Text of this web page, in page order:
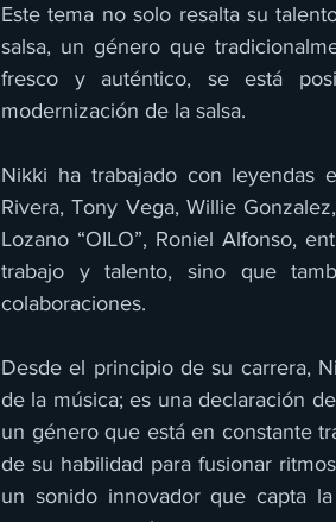
Este tema no solo resalta su
salsa, un género que
fresco y auténtico, se está
modernización de la salsa.
Nikki ha trabajado con leyendas
Rivera, Tony Vega, Willie
Lozano “OILO”, Roniel Alfonso,
trabajo y talento, sino que
colaboraciones.
Desde el principio de su carrera,
de la música; es una declaración
un género que está en constante
de su habilidad para fusionar
un sonido innovador que capta